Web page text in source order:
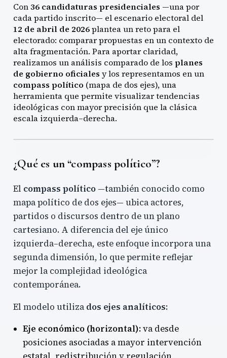
Con36 candidaturas presidenciales —una por
cada partido inscrito— el escenario electoral del
12 de abril de 2026plantea un reto para el
electorado: comparar propuestas en un contexto de
alta fragmentación. Para aportar claridad,
realizamos un análisis comparado de los planes
de gobierno oficiales y los representamos en un
compass político (mapa de dos ejes), una
herramienta que permite visualizar tendencias
ideológicas con mayor precisión que la clásica
escala izquierda–derecha.
IZQUIERDA DERECHA
¿Qué es un “compass político”?
El compass político —también conocido como
mapa político de dos ejes— ubica actores,
partidos o discursos dentro de un plano
cartesiano. A diferencia del eje único
izquierda–derecha, este enfoque incorpora una
segunda dimensión, lo que permite reflejar
mejor la complejidad ideológica
contemporánea.
El modelo utiliza dos ejes analíticos:
Eje económico (horizontal):va desde
posiciones asociadas a mayor intervención